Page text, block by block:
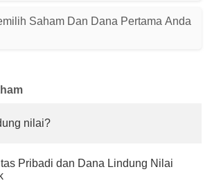
Saham Dan Dana Pertama Anda
nilai?
Pribadi dan Dana Lindung Nilai